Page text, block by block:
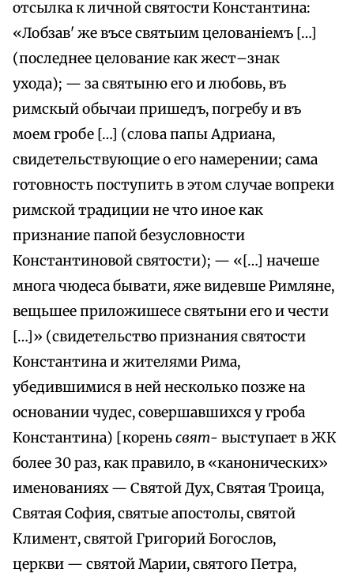
отсылка к личной святости Константина:
«Лобзав' же въсе святыим целованіемъ […]
(последнее целование как жест–знак
ухода); — за святыню его и любовь, въ
римскый обычаи пришедъ, погребу и въ
моем гробе […] (слова папы Адриана,
свидетельствующие о его намерении; сама
готовность поступить в этом случае вопреки
римской традиции не что иное как
признание папой безусловности
Константиновой святости); — «[…] начеше
многа чюдеса бывати, яже видевше Римляне,
вещьшее приложишесе святыни его и чести
[…]» (свидетельство признания святости
Константина и жителями Рима,
убедившимися в ней несколько позже на
основании чудес, совершавшихся у гроба
Константина) [кореньсвят- выступает в ЖК
более 30 раз, как правило, в «канонических»
именованиях — Святой Дух, Святая Троица,
Святая София, святые апостолы, святой
Климент, святой Григорий Богослов,
церкви — святой Марии, святого Петра,